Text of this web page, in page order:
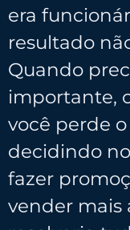
era
resultado
Quando
importante,
você perde
decidindo
fazer
vender mais